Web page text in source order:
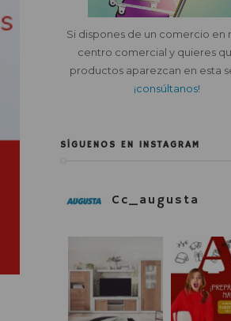
Si dispones de un comercio en
centro comercial y quieres
productos aparezcan en esta
¡consúltanos!
SÍGUENOS EN INSTAGRAM
Cc_augusta